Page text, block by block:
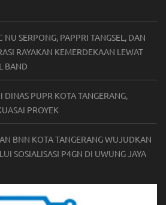
SERPONG, PAPPRI TANGSEL, DAN
RAYAKAN KEMERDEKAAN LEWAT
BAND
DINAS PUPR KOTA TANGERANG,
PROYEK
BNN KOTA TANGERANG WUJUDKAN
SOSIALISASI P4GN DI UWUNG JAYA